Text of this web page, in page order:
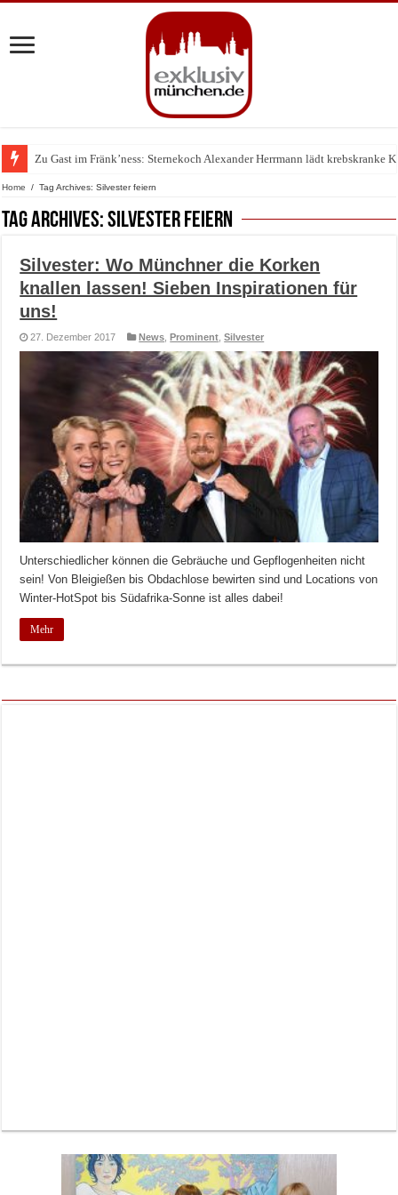
Zu Gast im Fränk’ness: Sternekoch Alexander Herrmann lädt krebskranke
Warum München gerade zum Treffpunkt der Lingerie-Branche wurde
Home / Tag Archives: Silvester feiern
Tag Archives:Silvester feiern
Silvester: Wo Münchner die Korken
knallen lassen! Sieben Inspirationen für
uns!
27. Dezember 2017 News ,Prominent ,Silvester
Unterschiedlicher können die Gebräuche und Gepflogenheiten nicht
sein! Von Bleigießen bis Obdachlose bewirten sind und Locations von
Winter-HotSpot bis Südafrika-Sonne ist alles dabei!
Mehr